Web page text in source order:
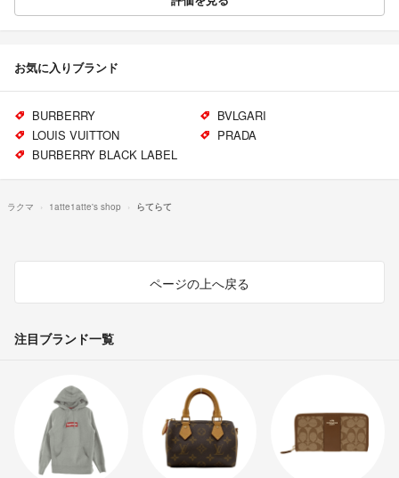
お気に入りブランド
BURBERRY
BVLGARI
LOUIS VUITTON
PRADA
BURBERRY BLACK LABEL
ラクマ 1atte1atte's shop らてらて
ページの上へ戻る
注目ブランド一覧